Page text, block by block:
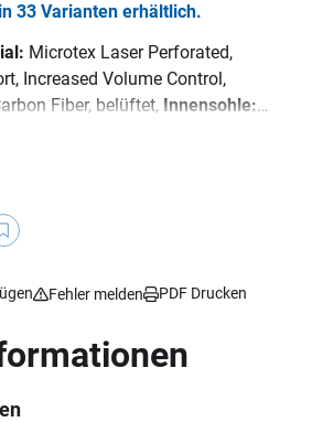
33 Varianten erhältlich.
Microtex Laser Perforated,
Increased Volume Control,
Fiber, belüftet, Innensohle:
Fehler melden PDF Drucken